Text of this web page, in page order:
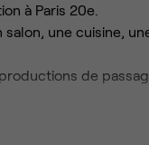
à Paris 20e.
une cuisine,
de